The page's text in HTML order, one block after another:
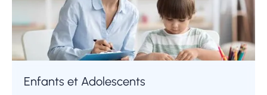
Enfants et Adolescents